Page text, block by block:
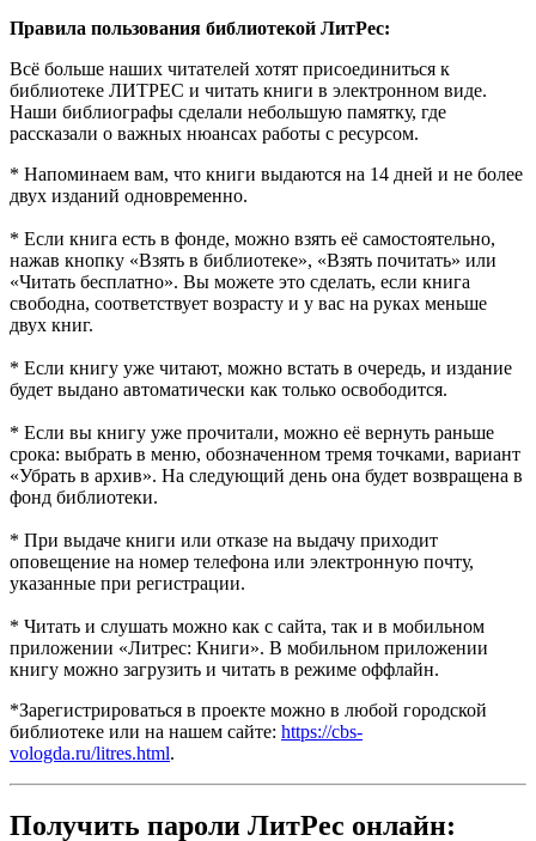
Правила пользования библиотекой ЛитРес:
Всё больше наших читателей хотят присоединиться к
библиотеке ЛИТРЕС и читать книги в электронном виде.
Наши библиографы сделали небольшую памятку, где
рассказали о важных нюансах работы с ресурсом.
* Напоминаем вам, что книги выдаются на 14 дней и не более
двух изданий одновременно.
* Если книга есть в фонде, можно взять её самостоятельно,
нажав кнопку «Взять в библиотеке», «Взять почитать» или
«Читать бесплатно». Вы можете это сделать, если книга
свободна, соответствует возрасту и у вас на руках меньше
двух книг.
* Если книгу уже читают, можно встать в очередь, и издание
будет выдано автоматически как только освободится.
* Если вы книгу уже прочитали, можно её вернуть раньше
срока: выбрать в меню, обозначенном тремя точками, вариант
«Убрать в архив». На следующий день она будет возвращена в
фонд библиотеки.
* При выдаче книги или отказе на выдачу приходит
оповещение на номер телефона или электронную почту,
указанные при регистрации.
* Читать и слушать можно как с сайта, так и в мобильном
приложении «Литрес: Книги». В мобильном приложении
книгу можно загрузить и читать в режиме оффлайн.
*Зарегистрироваться в проекте можно в любой городской
библиотеке или на нашем сайте: https://cbs-
vologda.ru/litres.html.
Получить пароли ЛитРес онлайн: